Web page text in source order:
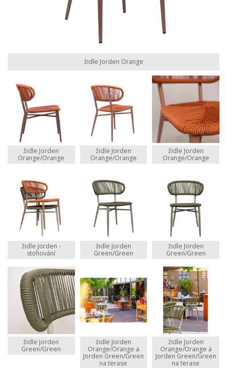
židle Jorden Orange
židle Jorden
Orange/Orange
židle Jorden
Orange/Orange
židle Jorden
Orange/Orange
židle Jorden -
stohování
židle Jorden
Green/Green
židle Jorden
Green/Green
židle Jorden
Green/Green
židle Jorden
Orange/Orange a
Jorden Green/Green
na terase
židle Jorden
Orange/Orange a
Jorden Green/Green
na terase